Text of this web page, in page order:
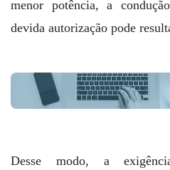
menor potência, a
devida autorização pode
Desse modo, a